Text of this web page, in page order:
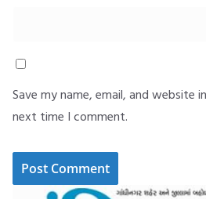
Save my name, email, and website
next time I comment.